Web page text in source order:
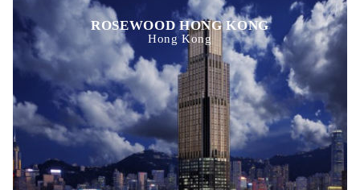
ROSEWOOD HONG KONG
Hong Kong